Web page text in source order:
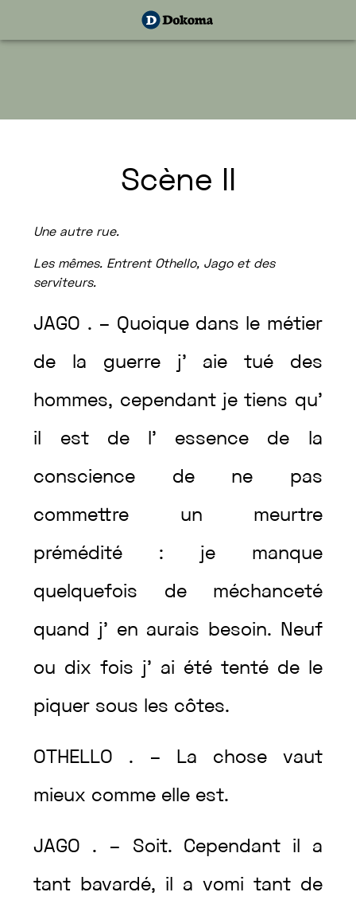
Scène II
Une autre rue.
Les mêmes. Entrent Othello, Jago et des
serviteurs.
JAGO . – Quoique dans le métier
de la guerre j’ aie tué des
hommes, cependant jetiens qu’
il est de l’ essence de la
conscience de ne pas
commettre un meurtre
prémédité : je manque
quelquefois de méchanceté
quand j’ en aurais besoin. Neuf
ou dixfois j’ ai été tenté de le
piquer sous les côtes.
OTHELLO . – La chose vaut
mieux comme elle est.
JAGO . – Soit. Cependant il a
tant bavardé, il a vomi tant de